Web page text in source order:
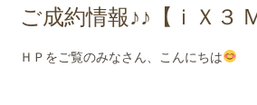
店舗案内
会社概要
ご成約情報♪♪【ｉＸ３
ＨＰをご覧のみなさん、こんにちは